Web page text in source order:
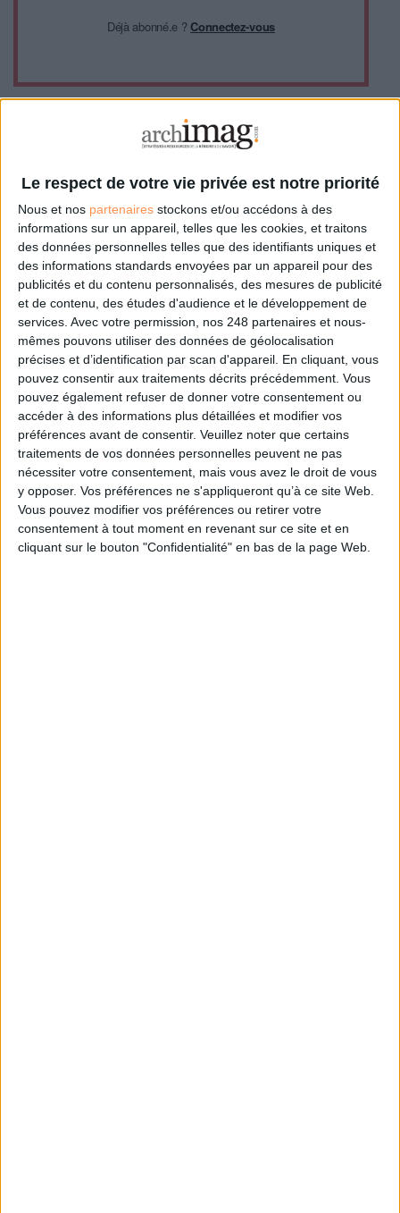
Le respect de votre vie privée est notre priorité
Nous et nos partenaires stockons et/ou accédons à des
informations sur un appareil, telles que les cookies, et traitons
des données personnelles telles que des identifiants uniques et
des informations standards envoyées par un appareil pour des
publicités et du contenu personnalisés, des mesures de publicité
et de contenu, des études d'audience et le développement de
services. Avec votre permission, nos 248 partenaires et nous-
mêmes pouvons utiliser des données de géolocalisation
précises et d’identification par scan d'appareil. En cliquant, vous
pouvez consentir aux traitements décrits précédemment. Vous
pouvez également refuser de donner votre consentement ou
accéder à des informations plus détaillées et modifier vos
préférences avant de consentir. Veuillez noter que certains
traitements de vos données personnelles peuvent ne pas
nécessiter votre consentement, mais vous avez le droit de vous
y opposer. Vos préférences ne s'appliqueront qu’à ce site Web.
Vous pouvez modifier vos préférences ou retirer votre
consentement à tout moment en revenant sur ce site et en
cliquant sur le bouton "Confidentialité" en bas de la page Web.
Déjà abonné.e ?Connectez-vous
0 Commentaire
Intelligence Artificielle
Éducation
Robot
Connectez-vousouinscrivez-vous pour publier un commentaire
À LIRE SUR ARCHIMAG
Le plus beau but de tous les temps, signé Pelé,
reconstitué grâce à l'IA et aux archives
IA en entreprise : encadrer les usages sans
freiner l’expérimentation